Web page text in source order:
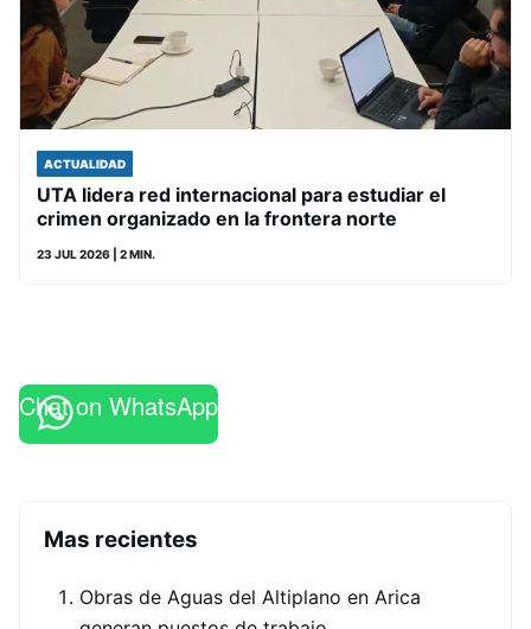
ACTUALIDAD
UTA lidera red internacional para estudiar el
crimen organizado en la frontera norte
23 JUL 2026 | 2 MIN.
Chat on WhatsApp
Mas recientes
Obras de Aguas del Altiplano en Arica